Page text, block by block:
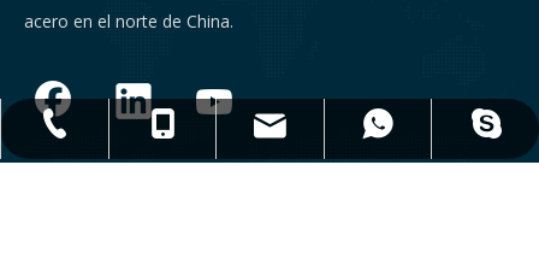
acero en el norte de China.
+ 86-532-83306766
+86 - 17806251018
qdxgz08@qdxgz.cn
+86 - 17806251018
Steel.Structure.xgz